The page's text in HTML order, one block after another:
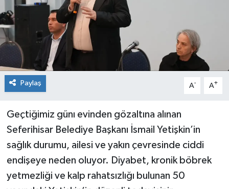
Paylaş A- A+
Geçtiğimiz günı evinden gözaltına alınan
Seferihisar Belediye Başkanı İsmail Yetişkin’in
sağlık durumu, ailesi ve yakın çevresinde ciddi
endişeye neden oluyor. Diyabet, kronik böbrek
yetmezliği ve kalp rahatsızlığı bulunan 50